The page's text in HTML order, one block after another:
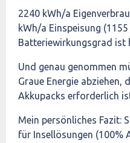
2240 kWh/a
kWh/a Einspeisung
Batteriewirkungsgrad ist
Und genau genommen
Graue Energie abziehen,
Akkupacks erforderlich
Mein persönliches Fazit:
für Insellösungen (100%